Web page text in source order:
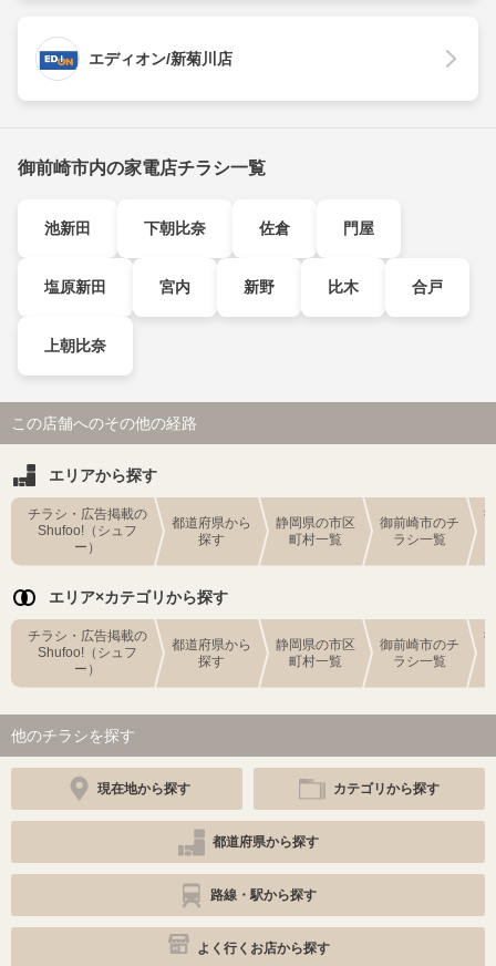
エディオン/新菊川店
御前崎市内の家電店チラシ一覧
池新田 下朝比奈 佐倉 門屋
塩原新田 宮内 新野 比木 合戸
上朝比奈
この店舗へのその他の経路
エリアから探す
チラシ・広告掲載の
Shufoo!（シュフ
ー）
都道府県から
探す
静岡県の市区
町村一覧
御前崎市のチ
ラシ一覧
エリア×カテゴリから探す
チラシ・広告掲載の
Shufoo!（シュフ
ー）
都道府県から
探す
静岡県の市区
町村一覧
御前崎市のチ
ラシ一覧
他のチラシを探す
現在地から探す カテゴリから探す
都道府県から探す
路線・駅から探す
よく行くお店から探す